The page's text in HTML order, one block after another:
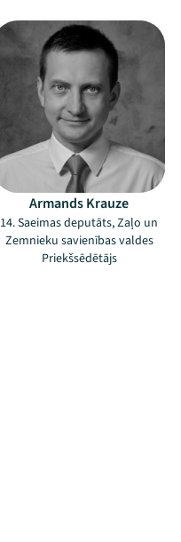
Armands Krauze
14. Saeimas deputāts, Zaļo un
Zemnieku savienības valdes
Priekšsēdētājs